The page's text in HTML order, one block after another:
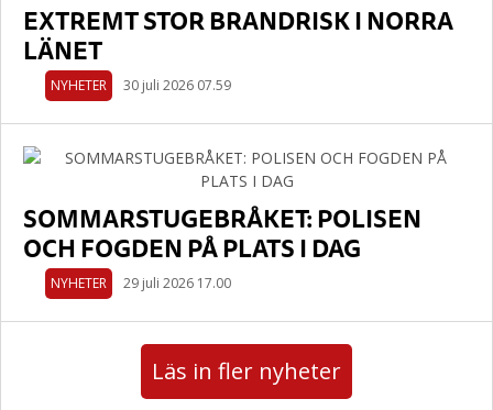
EXTREMT STOR BRANDRISK I NORRA
LÄNET
NYHETER 30 juli 2026 07.59
SOMMARSTUGEBRÅKET: POLISEN
OCH FOGDEN PÅ PLATS I DAG
NYHETER 29 juli 2026 17.00
Läs in fler nyheter